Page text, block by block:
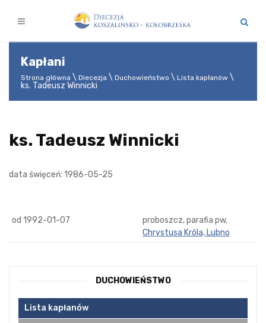
Kapłani
Strona główna Diecezja Duchowieństwo Lista kapłanów
ks. Tadeusz Winnicki
ks. Tadeusz Winnicki
data święceń: 1986-05-25
od 1992-01-07
proboszcz, parafia pw.
Chrystusa Króla, Lubno
DUCHOWIEŃSTWO
Lista kapłanów